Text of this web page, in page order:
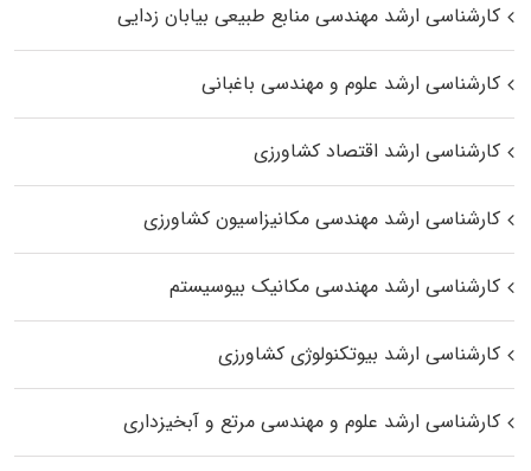
کارشناسی ارشد مهندسی منابع طبیعی بیابان زدایی
کارشناسی ارشد علوم و مهندسی باغبانی
کارشناسی ارشد اقتصاد کشاورزی
کارشناسی ارشد مهندسی مکانیزاسیون کشاورزی
کارشناسی ارشد مهندسی مکانیک بیوسیستم
کارشناسی ارشد بیوتکنولوژی کشاورزی
کارشناسی ارشد علوم و مهندسی مرتع و آبخیزداری